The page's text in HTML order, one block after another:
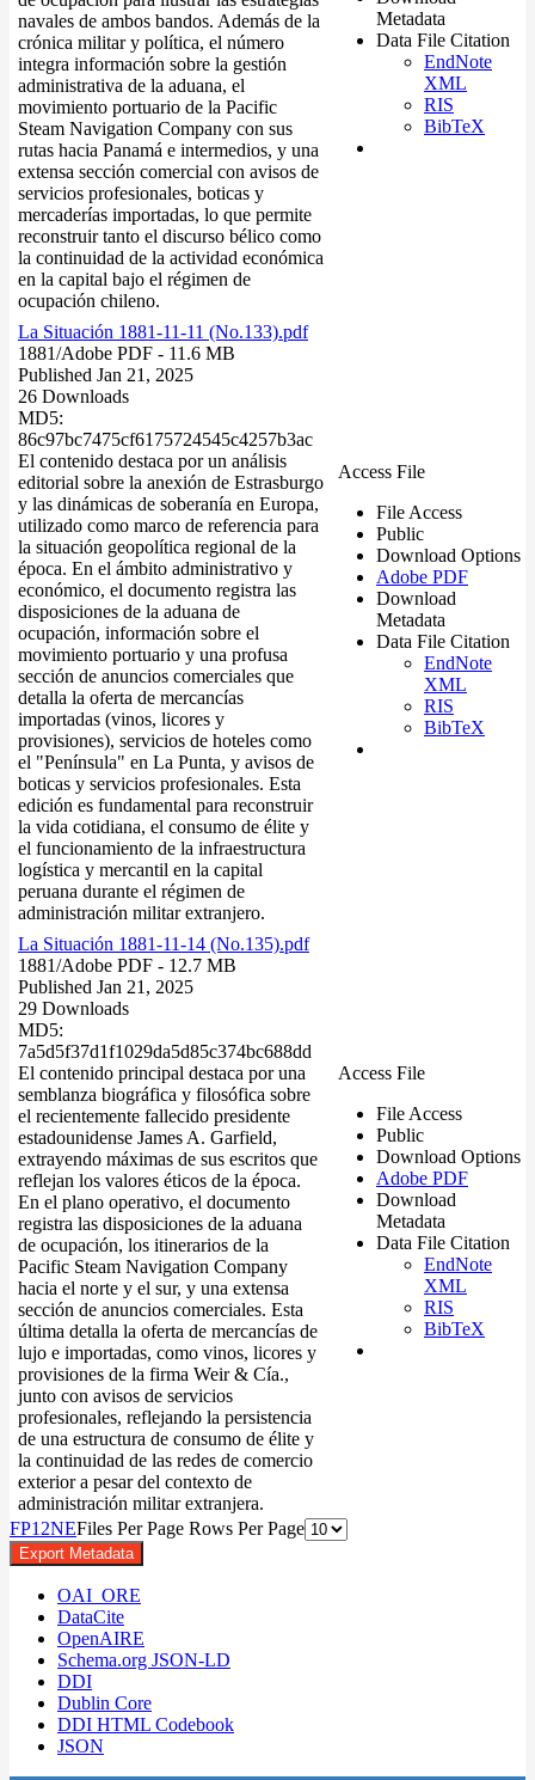
navales de ambos bandos. Además de la
crónica militar y política, el número
integra información sobre la gestión
administrativa de la aduana, el
movimiento portuario de la Pacific
Steam Navigation Company con sus
rutas hacia Panamá e intermedios, y una
extensa sección comercial con avisos de
servicios profesionales, boticas y
mercaderías importadas, lo que permite
reconstruir tanto el discurso bélico como
la continuidad de la actividad económica
en la capital bajo el régimen de
ocupación chileno.
Metadata
Data File Citation
EndNote
XML
RIS
BibTeX
La Situación 1881-11-11 (No.133).pdf
1881/Adobe PDF - 11.6 MB
Published Jan 21, 2025
26 Downloads
MD5:
86c97bc7475cf6175724545c4257b3ac
El contenido destaca por un análisis
editorial sobre la anexión de Estrasburgo
y las dinámicas de soberanía en Europa,
utilizado como marco de referencia para
la situación geopolítica regional de la
época. En el ámbito administrativo y
económico, el documento registra las
disposiciones de la aduana de
ocupación, información sobre el
movimiento portuario y una profusa
sección de anuncios comerciales que
detalla la oferta de mercancías
importadas (vinos, licores y
provisiones), servicios de hoteles como
el "Península" en La Punta, y avisos de
boticas y servicios profesionales. Esta
edición es fundamental para reconstruir
la vida cotidiana, el consumo de élite y
el funcionamiento de la infraestructura
logística y mercantil en la capital
peruana durante el régimen de
administración militar extranjero.
Access File
File Access
Public
Download Options
Adobe PDF
Download
Metadata
Data File Citation
EndNote
XML
RIS
BibTeX
La Situación 1881-11-14 (No.135).pdf
1881/Adobe PDF - 12.7 MB
Published Jan 21, 2025
29 Downloads
MD5:
7a5d5f37d1f1029da5d85c374bc688dd
El contenido principal destaca por una
semblanza biográfica y filosófica sobre
el recientemente fallecido presidente
estadounidense James A. Garfield,
extrayendo máximas de sus escritos que
reflejan los valores éticos de la época.
En el plano operativo, el documento
registra las disposiciones de la aduana
de ocupación, los itinerarios de la
Pacific Steam Navigation Company
hacia el norte y el sur, y una extensa
sección de anuncios comerciales. Esta
última detalla la oferta de mercancías de
lujo e importadas, como vinos, licores y
provisiones de la firma Weir & Cía.,
junto con avisos de servicios
profesionales, reflejando la persistencia
de una estructura de consumo de élite y
la continuidad de las redes de comercio
exterior a pesar del contexto de
administración militar extranjera.
Access File
File Access
Public
Download Options
Adobe PDF
Download
Metadata
Data File Citation
EndNote
XML
RIS
BibTeX
FP1 2NEFiles Per Page Rows Per Page
Export Metadata
OAI_ORE
DataCite
OpenAIRE
Schema.org JSON-LD
DDI
Dublin Core
DDI HTML Codebook
JSON